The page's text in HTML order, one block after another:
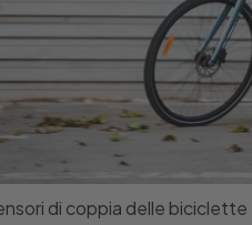
di coppia delle